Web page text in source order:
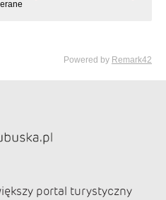
portal turystyczny